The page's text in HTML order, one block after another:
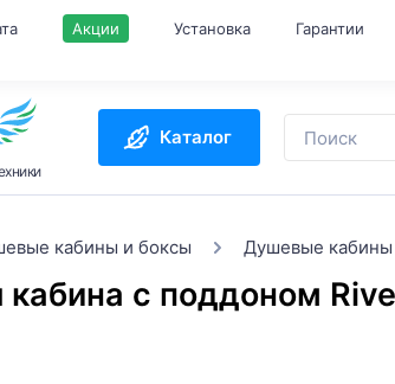
Акции Установка Гарантии
Каталог
кабины и боксы Душевые кабины
с поддоном